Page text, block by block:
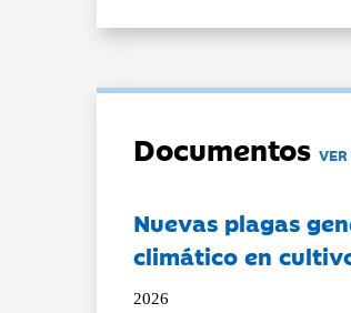
Documentos
Nuevas plagas
climático en
2026